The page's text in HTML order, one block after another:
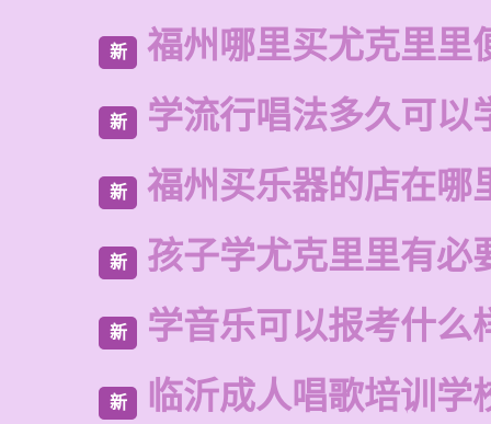
新 福州哪里买尤克里里
新 学流行唱法多久可以
新 福州买乐器的店在哪
新 孩子学尤克里里有必
新 学音乐可以报考什么
新 临沂成人唱歌培训学